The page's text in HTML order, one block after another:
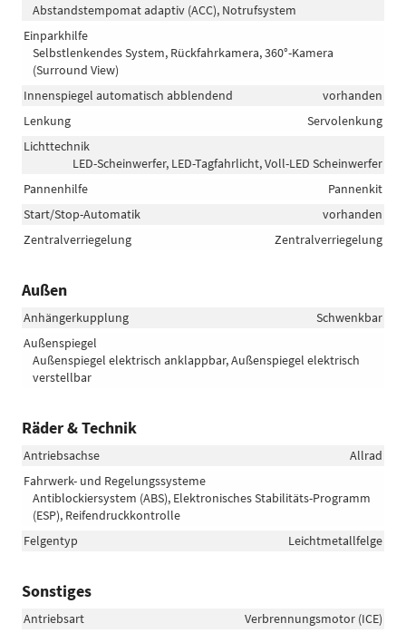
Abstandstempomat adaptiv (ACC), Notrufsystem
Einparkhilfe
Selbstlenkendes System, Rückfahrkamera, 360°-Kamera
(Surround View)
Innenspiegel automatisch abblendend
vorhanden
Lenkung
Servolenkung
Lichttechnik
LED-Scheinwerfer, LED-Tagfahrlicht, Voll-LED Scheinwerfer
Pannenhilfe
Pannenkit
Start/Stop-Automatik
vorhanden
Zentralverriegelung
Zentralverriegelung
Außen
Anhängerkupplung
Schwenkbar
Außenspiegel
Außenspiegel elektrisch anklappbar, Außenspiegel elektrisch
verstellbar
Räder & Technik
Antriebsachse
Allrad
Fahrwerk- und Regelungssysteme
Antiblockiersystem (ABS), Elektronisches Stabilitäts-Programm
(ESP), Reifendruckkontrolle
Felgentyp
Leichtmetallfelge
Sonstiges
Antriebsart
Verbrennungsmotor (ICE)